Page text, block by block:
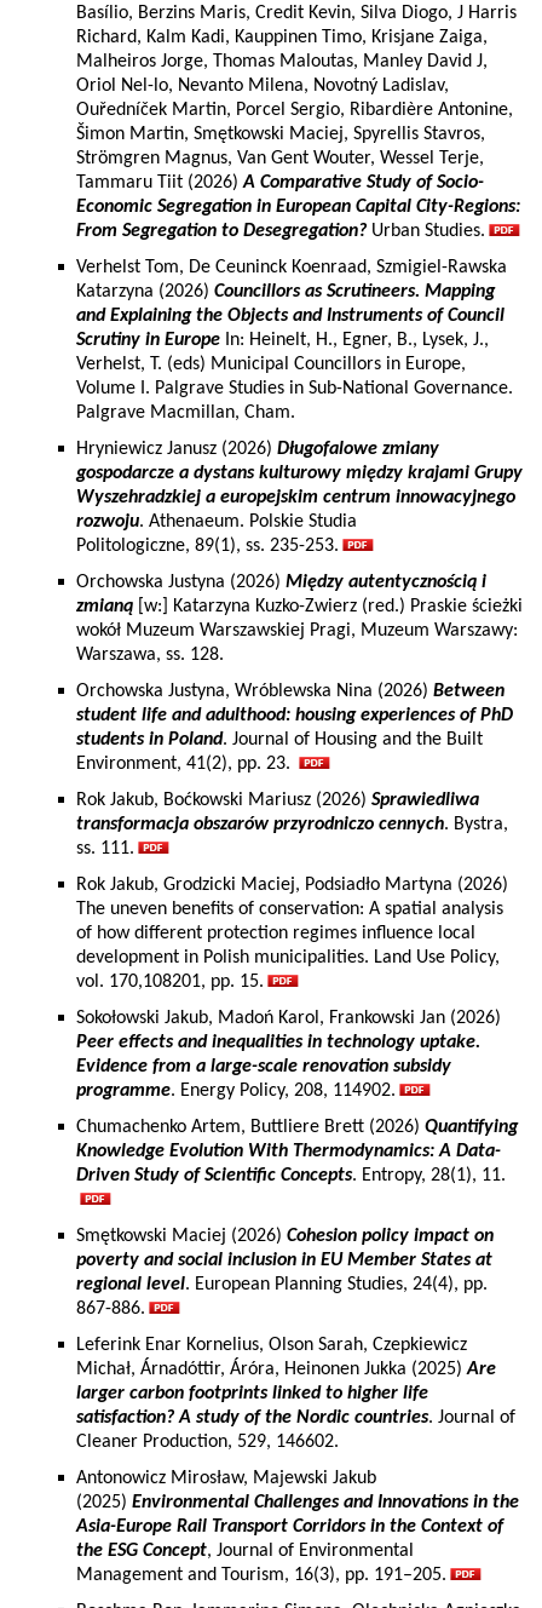
Basílio, Berzins Maris, Credit Kevin, Silva Diogo, J Harris
Richard, Kalm Kadi, Kauppinen Timo, Krisjane Zaiga,
Malheiros Jorge, Thomas Maloutas, Manley David J,
Oriol Nel-lo, Nevanto Milena, Novotný Ladislav,
Ouředníček Martin, Porcel Sergio, Ribardière Antonine,
Šimon Martin, Smętkowski Maciej, Spyrellis Stavros,
Strömgren Magnus, Van Gent Wouter, Wessel Terje,
Tammaru Tiit (2026)A Comparative Study of Socio-
Economic Segregation in European Capital City-Regions:
From Segregation to Desegregation? Urban Studies.
Verhelst Tom, De Ceuninck Koenraad, Szmigiel-Rawska
Katarzyna (2026) Councillors as Scrutineers. Mapping
and Explaining the Objects and Instruments of Council
Scrutiny in Europe In: Heinelt, H., Egner, B., Lysek, J.,
Verhelst, T. (eds) Municipal Councillors in Europe,
Volume I. Palgrave Studies in Sub-National Governance.
Palgrave Macmillan, Cham.
Hryniewicz Janusz (2026) Długofalowe zmiany
gospodarcze a dystans kulturowy między krajami Grupy
Wyszehradzkiej a europejskim centrum innowacyjnego
rozwoju. Athenaeum. Polskie Studia
Politologiczne, 89(1), ss. 235-253.
Orchowska Justyna (2026) Między autentycznością i
zmianą [w:] Katarzyna Kuzko-Zwierz (red.) Praskie ścieżki
wokół Muzeum Warszawskiej Pragi, Muzeum Warszawy:
Warszawa, ss. 128.
Orchowska Justyna, Wróblewska Nina (2026) Between
student life and adulthood: housing experiences of PhD
students in Poland. Journal of Housing and the Built
Environment, 41(2), pp. 23.
Rok Jakub, Boćkowski Mariusz (2026) Sprawiedliwa
transformacja obszarów przyrodniczo cennych. Bystra,
ss. 111.
Rok Jakub, Grodzicki Maciej, Podsiadło Martyna (2026)
The uneven benefits of conservation: A spatial analysis
of how different protection regimes influence local
development in Polish municipalities. Land Use Policy,
vol. 170,108201, pp. 15.
Sokołowski Jakub, Madoń Karol, Frankowski Jan (2026)
Peer effects and inequalities in technology uptake.
Evidence from a large-scale renovation subsidy
programme. Energy Policy, 208, 114902.
Chumachenko Artem, Buttliere Brett (2026) Quantifying
Knowledge Evolution With Thermodynamics: A Data-
Driven Study of Scientific Concepts. Entropy, 28(1), 11.
Smętkowski Maciej (2026) Cohesion policy impact on
poverty and social inclusion in EU Member States at
regional level. European Planning Studies, 24(4), pp.
867-886.
Leferink Enar Kornelius, Olson Sarah, Czepkiewicz
Michał, Árnadóttir, Áróra, Heinonen Jukka (2025)Are
larger carbon footprints linked to higher life
satisfaction? A study of the Nordic countries. Journal of
Cleaner Production, 529, 146602.
Antonowicz Mirosław, Majewski Jakub
(2025) Environmental Challenges and Innovations in the
Asia-Europe Rail Transport Corridors in the Context of
the ESG Concept, Journal of Environmental
Management and Tourism, 16(3), pp. 191–205.